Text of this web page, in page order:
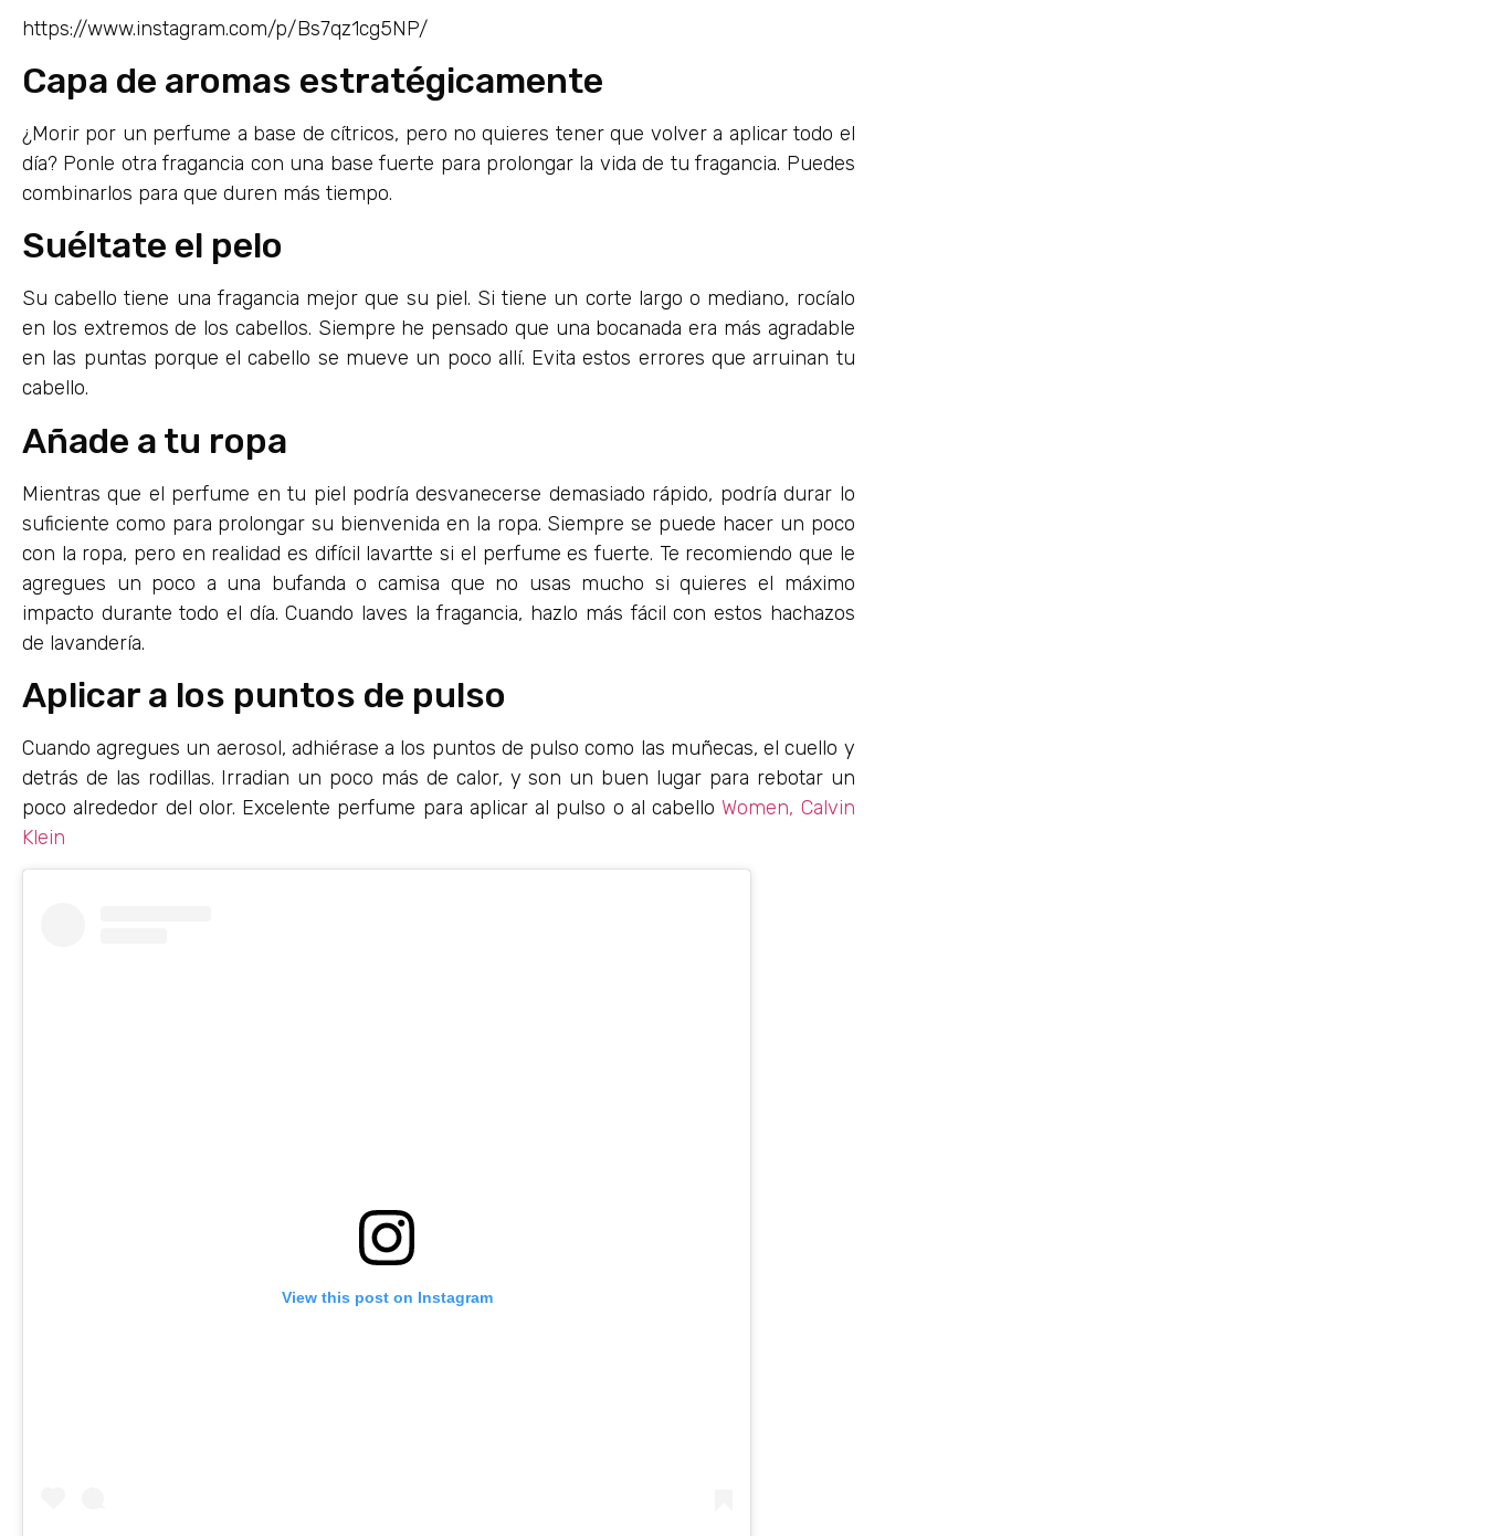
https://www.instagram.com/p/Bs7qz1cg5NP/
Capa de aromas estratégicamente
¿Morir por un perfume a base de cítricos, pero no quieres tener que volver a aplicar todo el
día? Ponle otra fragancia con una base fuerte para prolongar la vida de tu fragancia. Puedes
combinarlos para que duren más tiempo.
Suéltate el pelo
Su cabello tiene una fragancia mejor que su piel. Si tiene un corte largo o mediano, rocíalo
en los extremos de los cabellos. Siempre he pensado que una bocanada era más agradable
en las puntas porque el cabello se mueve un poco allí. Evita estos errores que arruinan tu
cabello.
Añade a tu ropa
Mientras que el perfume en tu piel podría desvanecerse demasiado rápido, podría durar lo
suficiente como para prolongar su bienvenida en la ropa. Siempre se puede hacer un poco
con la ropa, pero en realidad es difícil lavartte si el perfume es fuerte. Te recomiendo que le
agregues un poco a una bufanda o camisa que no usas mucho si quieres el máximo
impacto durante todo el día. Cuando laves la fragancia, hazlo más fácil con estos hachazos
de lavandería.
Aplicar a los puntos de pulso
Cuando agregues un aerosol, adhiérase a los puntos de pulso como las muñecas, el cuello y
detrás de las rodillas. Irradian un poco más de calor, y son un buen lugar para rebotar un
poco alrededor del olor. Excelente perfume para aplicar al pulso o al cabello Women, Calvin
Klein
View this post on Instagram